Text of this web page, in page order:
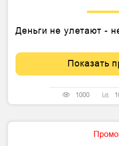
Деньги не улетают -
Показать
1000